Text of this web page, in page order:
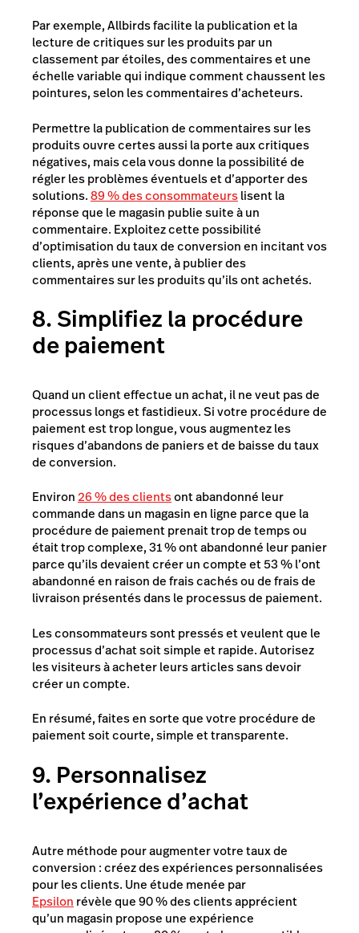
Par exemple, Allbirds facilite la publication et la
lecture de critiques sur les produits par un
classement par étoiles, des commentaires et une
échelle variable qui indique comment chaussent les
pointures, selon les commentaires d’acheteurs.
Permettre la publication de commentaires sur les
produits ouvre certes aussi la porte aux critiques
négatives, mais cela vous donne la possibilité de
régler les problèmes éventuels et d’apporter des
solutions.89 % des consommateurslisent la
réponse que le magasin publie suite à un
commentaire. Exploitez cette possibilité
d’optimisation du taux de conversion en incitant vos
clients, après une vente, à publier des
commentaires sur les produits qu’ils ont achetés.
8. Simplifiez la procédure
de paiement
Quand un client effectue un achat, il ne veut pas de
processus longs et fastidieux. Si votre procédure de
paiement est trop longue, vous augmentez les
risques d’abandons de paniers et de baisse du taux
de conversion.
Environ 26 % des clientsont abandonné leur
commande dans un magasin en ligne parce que la
procédure de paiement prenait trop de temps ou
était trop complexe, 31 % ont abandonné leur panier
parce qu’ils devaient créer un compte et 53 % l’ont
abandonné en raison de frais cachés ou de frais de
livraison présentés dans le processus de paiement.
Les consommateurs sont pressés et veulent que le
processus d’achat soit simple et rapide. Autorisez
les visiteurs à acheter leurs articles sans devoir
créer un compte.
En résumé, faites en sorte que votre procédure de
paiement soit courte, simple et transparente.
9. Personnalisez
l’expérience d’achat
Autre méthode pour augmenter votre taux de
conversion : créez des expériences personnalisées
pour les clients. Une étude menée par
Epsilon révèle que 90 % des clients apprécient
qu’un magasin propose une expérience